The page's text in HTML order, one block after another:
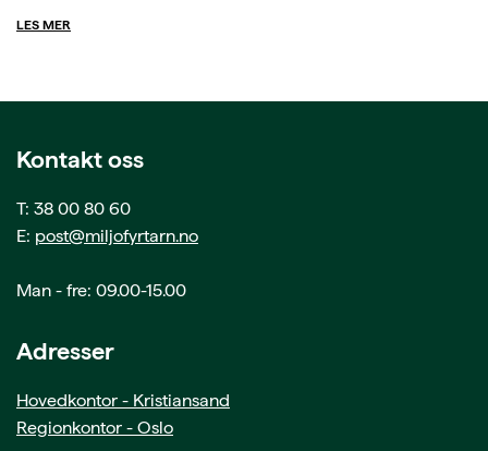
LES MER
Kontakt oss
T: 38 00 80 60
E: post@miljofyrtarn.no
Man - fre: 09.00-15.00
Adresser
Hovedkontor - Kristiansand
Regionkontor - Oslo